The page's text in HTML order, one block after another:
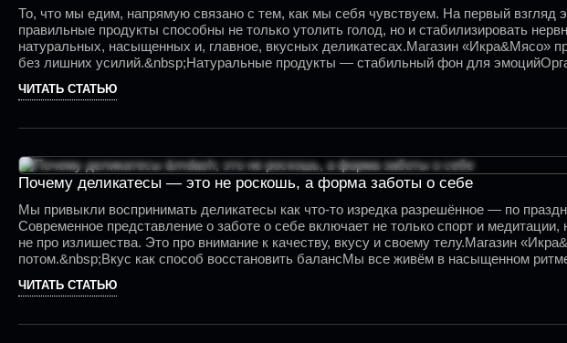
То, что мы едим, напрямую связано с тем, как мы себя чувствуем. На первый взгляд
правильные продукты способны не только утолить голод, но и стабилизировать
натуральных, насыщенных и, главное, вкусных деликатесах.Магазин «Икра&Мясо»
без лишних усилий.&nbsp;Натуральные продукты — стабильный фон для
ЧИТАТЬ СТАТЬЮ
Почему деликатесы — это не роскошь, а форма заботы о себе
Мы привыкли воспринимать деликатесы как что-то изредка разрешённое — по
Современное представление о заботе о себе включает не только спорт и
не про излишества. Это про внимание к качеству, вкусу и своему телу.Магазин
потом.&nbsp;Вкус как способ восстановить балансМы все живём в насыщенном
ЧИТАТЬ СТАТЬЮ